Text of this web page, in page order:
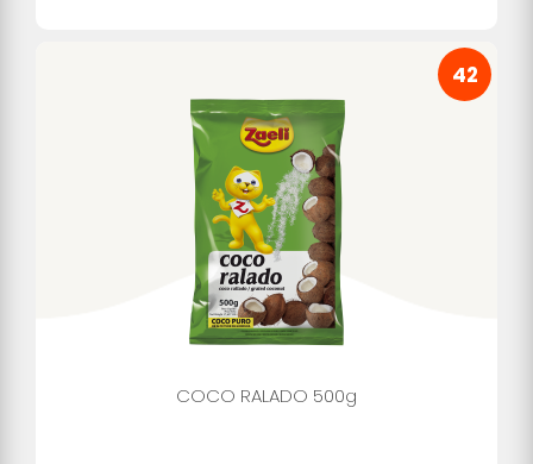
42
COCO RALADO 500g